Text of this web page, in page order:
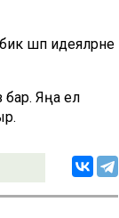
шәп идеяләрне
бар. Яңа ел